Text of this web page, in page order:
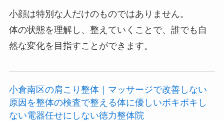
小顔は特別な人だけのものではありません。
体の状態を理解し、整えていくことで、誰でも自
然な変化を目指すことができます。
小倉南区の肩こり整体｜マッサージで改善しない
原因を整体の検査で整える体に優しいボキボキし
ない電器任せにしない徳力整体院